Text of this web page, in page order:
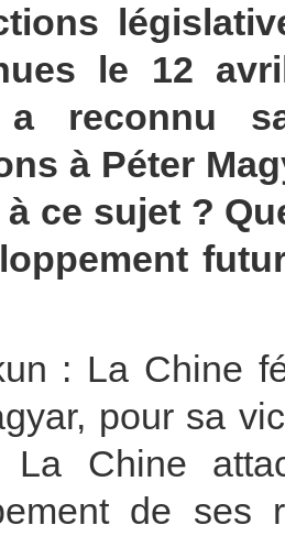
le 12
a reconnu
à Péter
ce sujet ?
: La Chine
pour sa
La Chine
de ses